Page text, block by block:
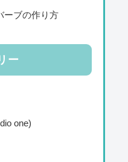
ーブの作り方
ー
one)